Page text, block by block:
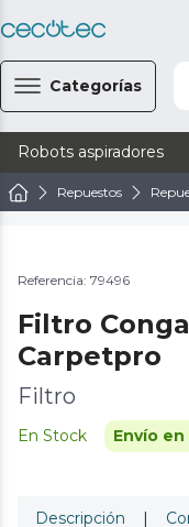
Categorías
Robots aspiradores
Repuestos
Referencia: 79496
Filtro
Carpetpro
Filtro
En Stock Envío
Descripción |